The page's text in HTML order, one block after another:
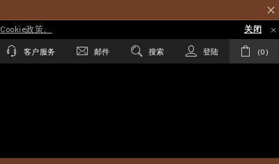
Cookie政策。 关闭
客户服务 邮件 搜索 登陆 0